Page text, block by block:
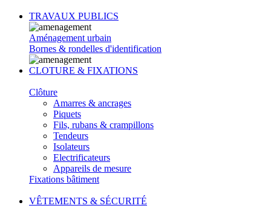
TRAVAUX PUBLICS
Aménagement urbain
Bornes & rondelles d'identification
CLOTURE & FIXATIONS
Clôture
Amarres & ancrages
Piquets
Fils, rubans & crampillons
Tendeurs
Isolateurs
Electrificateurs
Appareils de mesure
Fixations bâtiment
VÊTEMENTS & SÉCURITÉ